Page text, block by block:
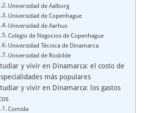
Universidad de Aalborg
Universidad de Copenhague
Universidad de Aarhus
Colegio de Negocios de Copenhague
Universidad Técnica de Dinamarca
Universidad de Roskilde
y vivir en Dinamarca: el costo de
más populares
y vivir en Dinamarca: los gastos
Comida